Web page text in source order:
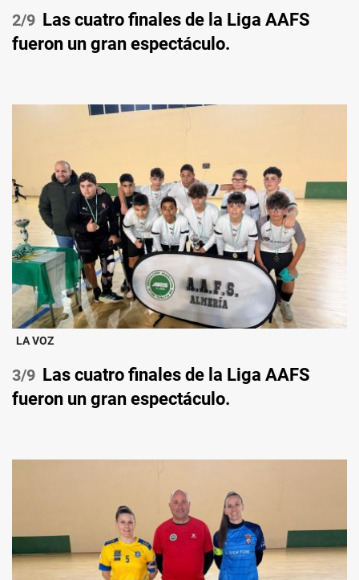
/9 Las cuatro finales de la Liga AAFS
fueron un gran espectáculo.
LA VOZ
/9 Las cuatro finales de la Liga AAFS
fueron un gran espectáculo.